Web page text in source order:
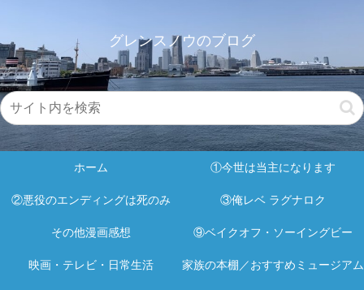
グレンスノウのブログ
ホーム ①今世は当主になります
②悪役のエンディングは死のみ ③俺レベ ラグナロク
その他漫画感想 ⑨ベイクオフ・ソーイングビー
映画・テレビ・日常生活 家族の本棚／おすすめミュージアム